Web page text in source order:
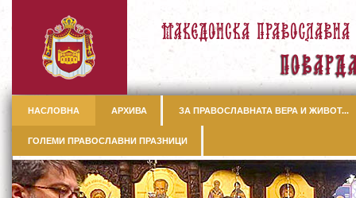
НАСЛОВНА АРХИВА ЗА ПРАВОСЛАВНАТА ВЕРА И ЖИВОТ...
ГОЛЕМИ ПРАВОСЛАВНИ ПРАЗНИЦИ